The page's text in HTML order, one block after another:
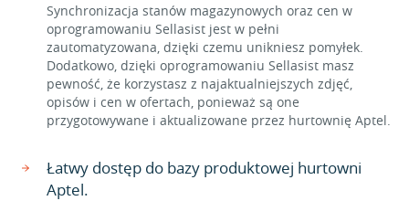
Synchronizacja stanów magazynowych oraz cen w
oprogramowaniu Sellasist jest w pełni
zautomatyzowana, dzięki czemu unikniesz pomyłek.
Dodatkowo, dzięki oprogramowaniu Sellasist masz
pewność, że korzystasz z najaktualniejszych zdjęć,
opisów i cen w ofertach, ponieważ są one
przygotowywane i aktualizowane przez hurtownię Aptel.
Łatwy dostęp do bazy produktowej hurtowni
Aptel.